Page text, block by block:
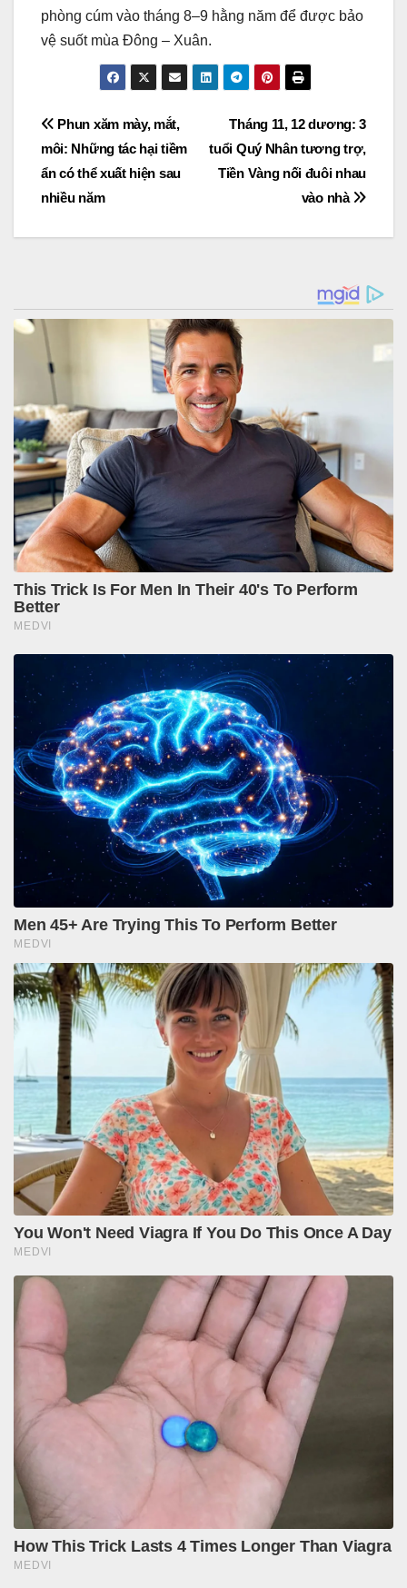
phòng cúm vào tháng 8–9 hằng năm để được bảo
vệ suốt mùa Đông – Xuân.
Post
navigation
Tháng 11, 12 dương: 3
tuổi Quý Nhân tương trợ,
Tiền Vàng nối đuôi nhau
vào nhà
Phun xăm mày, mắt,
môi: Những tác hại tiềm
ẩn có thể xuất hiện sau
nhiều năm